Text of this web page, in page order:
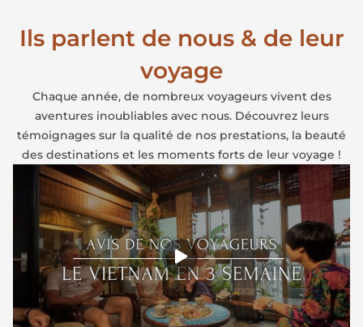
Ils parlent de nous & de leur
voyage
Chaque année, de nombreux voyageurs vivent des
aventures inoubliables avec nous. Découvrez leurs
témoignages sur la qualité de nos prestations, la beauté
des destinations et les moments forts de leur voyage !